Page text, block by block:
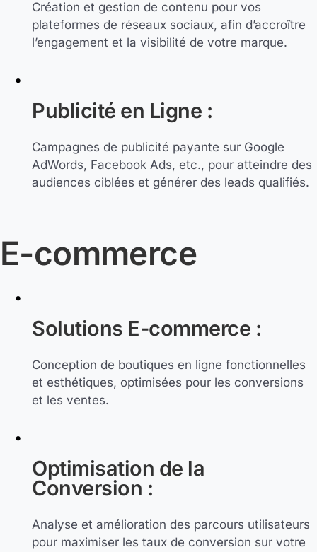
Création et gestion de contenu pour vos
plateformes de réseaux sociaux, afin d’accroître
l’engagement et la visibilité de votre marque.
Publicité en Ligne :
Campagnes de publicité payante sur Google
AdWords, Facebook Ads, etc., pour atteindre des
audiences ciblées et générer des leads qualifiés.
E-commerce
Solutions E-commerce :
Conception de boutiques en ligne fonctionnelles
et esthétiques, optimisées pour les conversions
et les ventes.
Optimisation de la
Conversion :
Analyse et amélioration des parcours utilisateurs
pour maximiser les taux de conversion sur votre